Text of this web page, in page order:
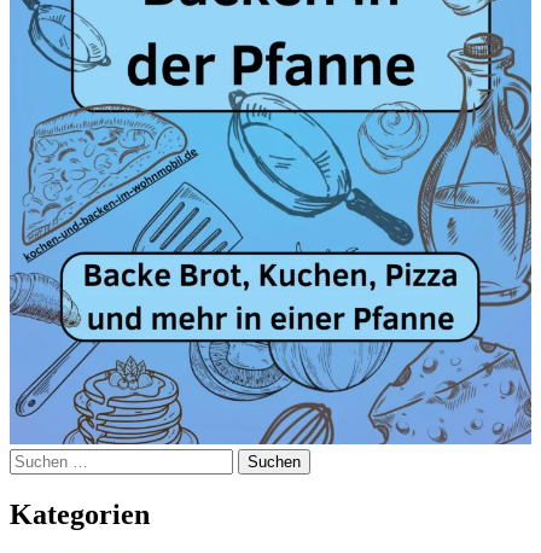
Suchen
nach:
Kategorien